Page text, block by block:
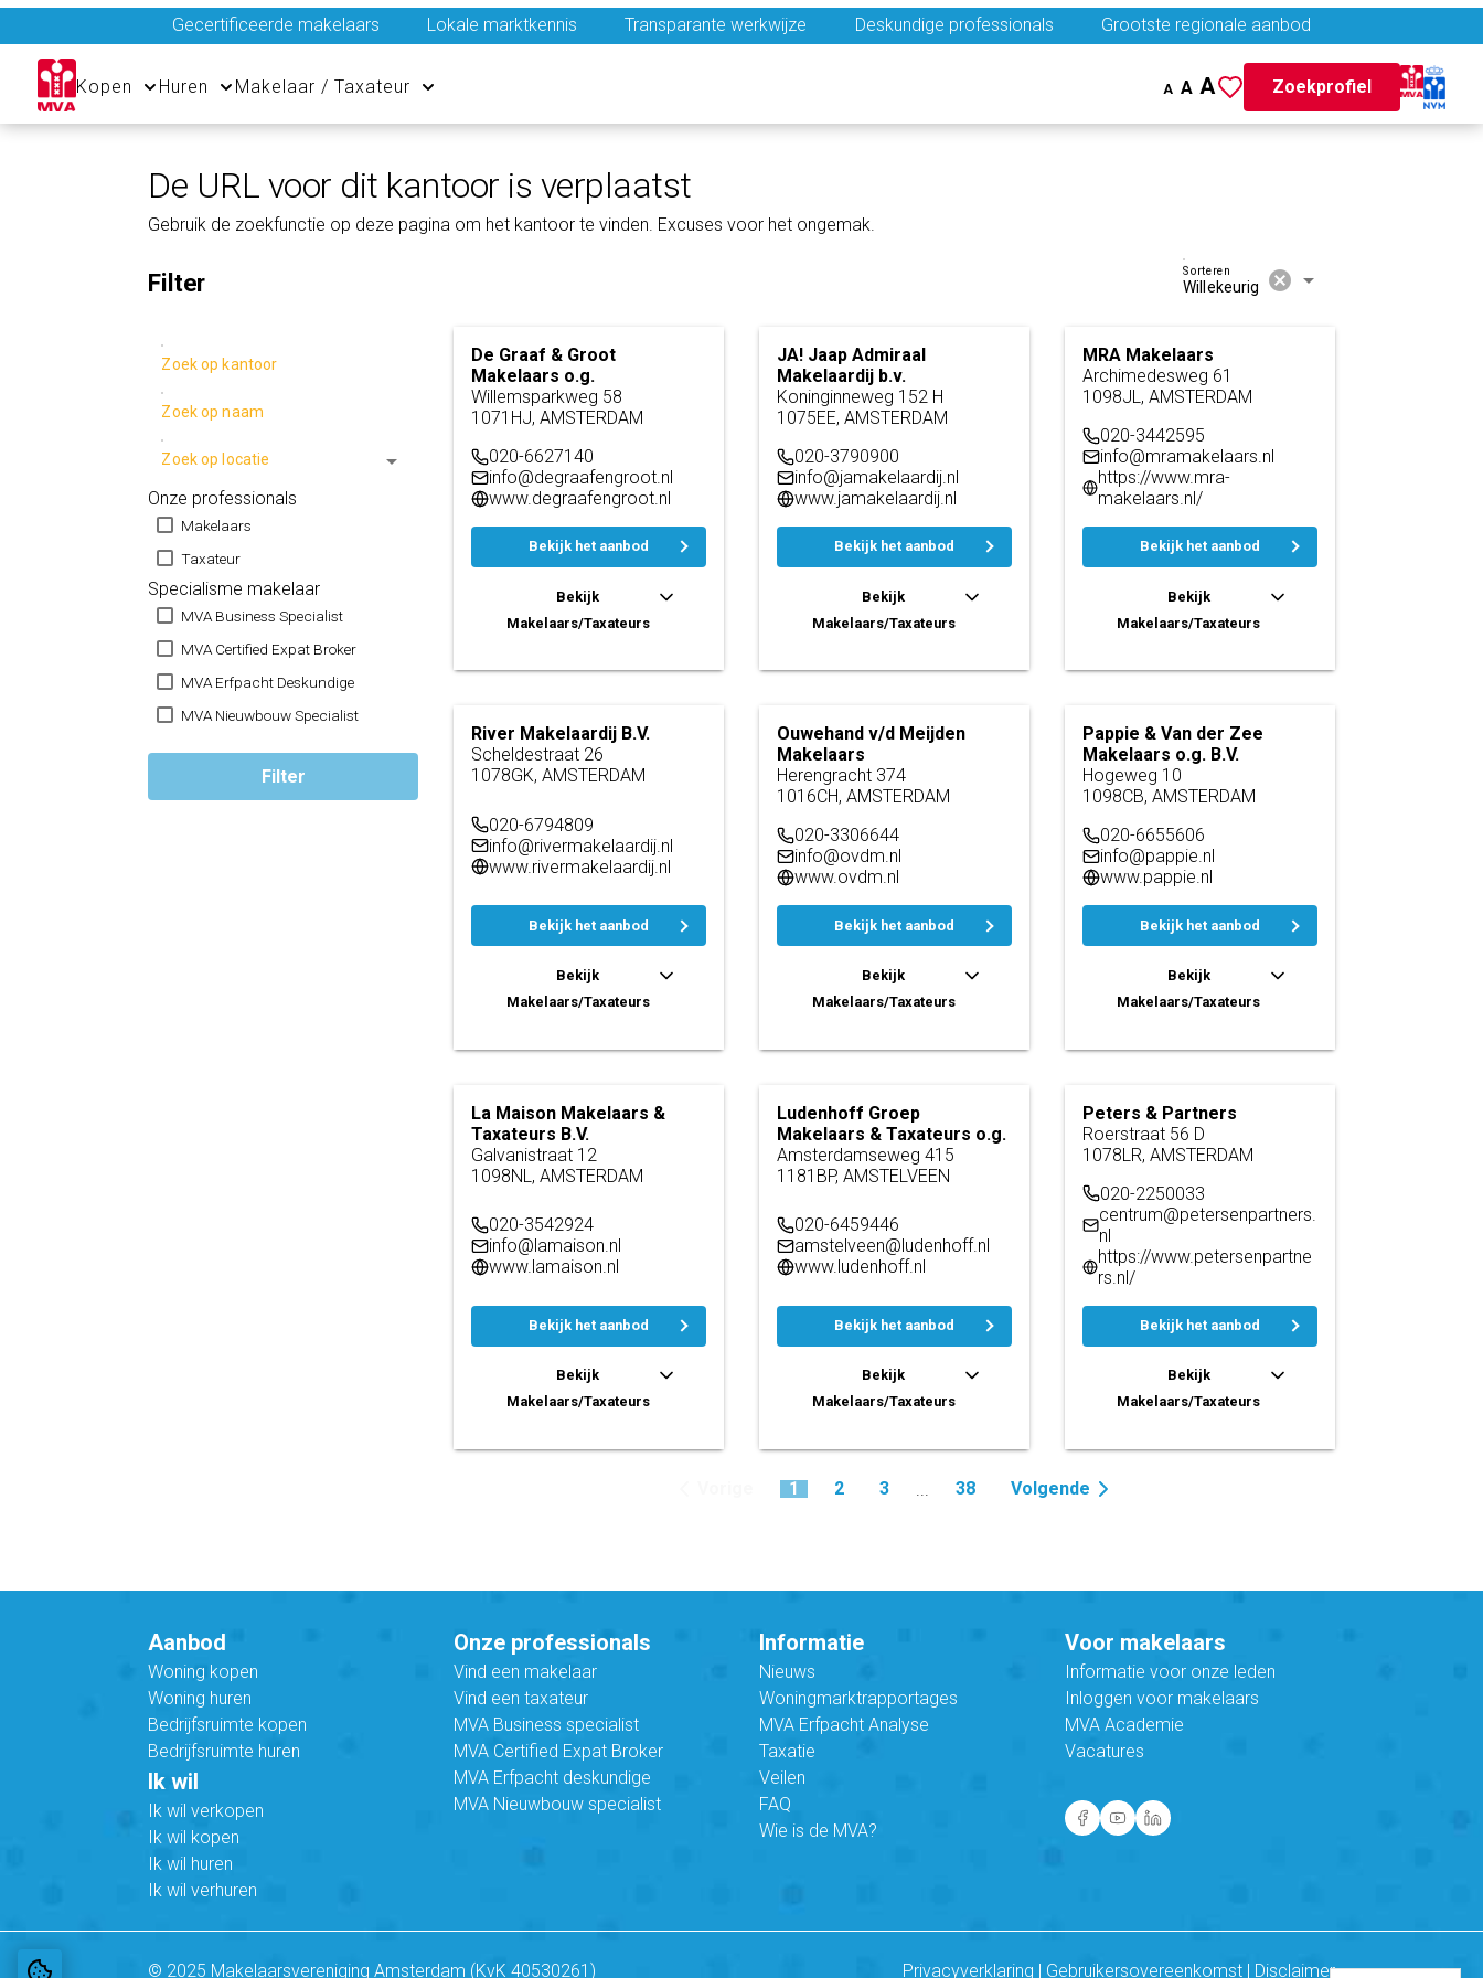
Gecertificeerde makelaars Lokale marktkennis Transparante werkwijze Deskundige professionals Grootste regionale aanbod
Kopen Huren Makelaar / Taxateur A A A Zoekprofiel
De URL voor dit kantoor is verplaatst
Gebruik de zoekfunctie op deze pagina om het kantoor te vinden. Excuses voor het ongemak.
Filter
Zoek op kantoor
Zoek op naam
Zoek op locatie arrow_drop_down
Onze professionals
Makelaars
Taxateur
Specialisme makelaar
MVA Business Specialist
MVA Certified Expat Broker
MVA Erfpacht Deskundige
MVA Nieuwbouw Specialist
Filter
Willekeurig
Sorteren cancel arrow_drop_down
De Graaf & Groot
Makelaars o.g.
Willemsparkweg 58
1071HJ, AMSTERDAM
020-6627140
info@degraafengroot.nl
www.degraafengroot.nl
Bekijk het aanbod
Bekijk
Makelaars/Taxateurs
JA! Jaap Admiraal
Makelaardij b.v.
Koninginneweg 152 H
1075EE, AMSTERDAM
020-3790900
info@jamakelaardij.nl
www.jamakelaardij.nl
Bekijk het aanbod
Bekijk
Makelaars/Taxateurs
MRA Makelaars
Archimedesweg 61
1098JL, AMSTERDAM
020-3442595
info@mramakelaars.nl
https://www.mra-
makelaars.nl/
Bekijk het aanbod
Bekijk
Makelaars/Taxateurs
River Makelaardij B.V.
Scheldestraat 26
1078GK, AMSTERDAM
020-6794809
info@rivermakelaardij.nl
www.rivermakelaardij.nl
Bekijk het aanbod
Bekijk
Makelaars/Taxateurs
Ouwehand v/d Meijden
Makelaars
Herengracht 374
1016CH, AMSTERDAM
020-3306644
info@ovdm.nl
www.ovdm.nl
Bekijk het aanbod
Bekijk
Makelaars/Taxateurs
Pappie & Van der Zee
Makelaars o.g. B.V.
Hogeweg 10
1098CB, AMSTERDAM
020-6655606
info@pappie.nl
www.pappie.nl
Bekijk het aanbod
Bekijk
Makelaars/Taxateurs
La Maison Makelaars &
Taxateurs B.V.
Galvanistraat 12
1098NL, AMSTERDAM
020-3542924
info@lamaison.nl
www.lamaison.nl
Bekijk het aanbod
Bekijk
Makelaars/Taxateurs
Ludenhoff Groep
Makelaars & Taxateurs o.g.
Amsterdamseweg 415
1181BP, AMSTELVEEN
020-6459446
amstelveen@ludenhoff.nl
www.ludenhoff.nl
Bekijk het aanbod
Bekijk
Makelaars/Taxateurs
Peters & Partners
Roerstraat 56 D
1078LR, AMSTERDAM
020-2250033
centrum@petersenpartners.
nl
https://www.petersenpartne
rs.nl/
Bekijk het aanbod
Bekijk
Makelaars/Taxateurs
1 2 3 38 Volgende
Aanbod
Woning kopen
Woning huren
Bedrijfsruimte kopen
Bedrijfsruimte huren
Ik wil
Ik wil verkopen
Ik wil kopen
Ik wil huren
Ik wil verhuren
Onze professionals
Vind een makelaar
Vind een taxateur
MVA Business specialist
MVA Certified Expat Broker
MVA Erfpacht deskundige
MVA Nieuwbouw specialist
Informatie
Nieuws
Woningmarktrapportages
MVA Erfpacht Analyse
Taxatie
Veilen
FAQ
Wie is de MVA?
Voor makelaars
Informatie voor onze leden
Inloggen voor makelaars
MVA Academie
Vacatures
© 2025 Makelaarsvereniging Amsterdam (KvK 40530261) Privacyverklaring | Gebruikersovereenkomst | Disclaimer